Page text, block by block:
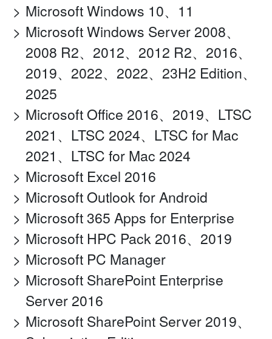
Microsoft Windows 10、11
Microsoft Windows Server 2008、
2008 R2、2012、2012 R2、2016、
2019、2022、2022、23H2 Edition、
2025
Microsoft Office 2016、2019、LTSC
2021、LTSC 2024、LTSC for Mac
2021、LTSC for Mac 2024
Microsoft Excel 2016
Microsoft Outlook for Android
Microsoft 365 Apps for Enterprise
Microsoft HPC Pack 2016、2019
Microsoft PC Manager
Microsoft SharePoint Enterprise
Server 2016
Microsoft SharePoint Server 2019、